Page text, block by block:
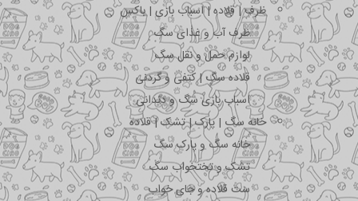
ظرف | قلاده | اسباب بازی | باکس
ظرف آب و غذای سگ
لوازم حمل و نقل سگ
قلاده سگ | کتفی و گردنی
اسباب بازی سگ و دندانی
خانه سگ | پارک | تشک | قلاده
خانه سگ و پارک سگ
تشک و تختخواب سگ
ست قلاده و جای خواب